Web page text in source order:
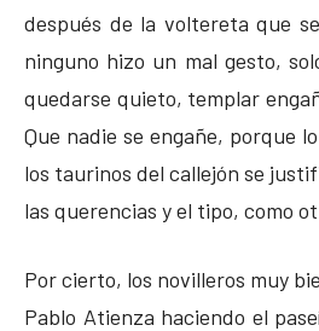
después de la voltereta que
ninguno hizo un mal gesto,
quedarse quieto, templar
Que nadie se engañe, porque
los taurinos del callejón se
las querencias y el tipo, como
Por cierto, los novilleros muy
Pablo Atienza haciendo el